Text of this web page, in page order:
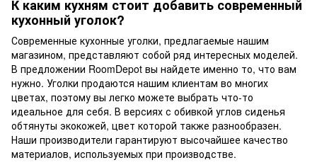
К каким кухням стоит добавить современный
кухонный уголок?
Современные кухонные уголки, предлагаемые нашим
магазином, представляют собой ряд интересных моделей.
В предложении RoomDepot вы найдете именно то, что вам
нужно. Уголки продаются нашим клиентам во многих
цветах, поэтому вы легко можете выбрать что-то
идеальное для себя. В версиях с обивкой углов сиденья
обтянуты экокожей, цвет которой также разнообразен.
Наши производители гарантируют высочайшее качество
материалов, используемых при производстве.